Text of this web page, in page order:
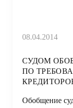
08.04.2014
СУДОМ
ПО
Обобщение